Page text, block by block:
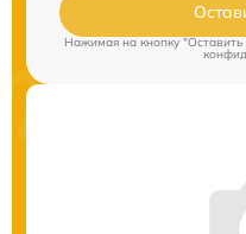
Нажимая на кнопку "Оставить